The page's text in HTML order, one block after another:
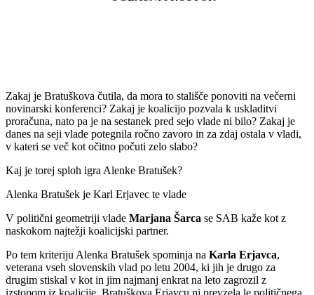
Zakaj je Bratuškova čutila, da mora to stališče ponoviti na večerni
novinarski konferenci? Zakaj je koalicijo pozvala k uskladitvi
proračuna, nato pa je na sestanek pred sejo vlade ni bilo? Zakaj je
danes na seji vlade potegnila ročno zavoro in za zdaj ostala v vladi,
v kateri se več kot očitno počuti zelo slabo?
Kaj je torej sploh igra Alenke Bratušek?
Alenka Bratušek je Karl Erjavec te vlade
V politični geometriji vlade Marjana Šarca se SAB kaže kot z
naskokom najtežji koalicijski partner.
Po tem kriteriju Alenka Bratušek spominja na Karla Erjavca,
veterana vseh slovenskih vlad po letu 2004, ki jih je drugo za
drugim stiskal v kot in jim najmanj enkrat na leto zagrozil z
izstopom iz koalicije. Bratuškova Erjavcu ni prevzela le političnega